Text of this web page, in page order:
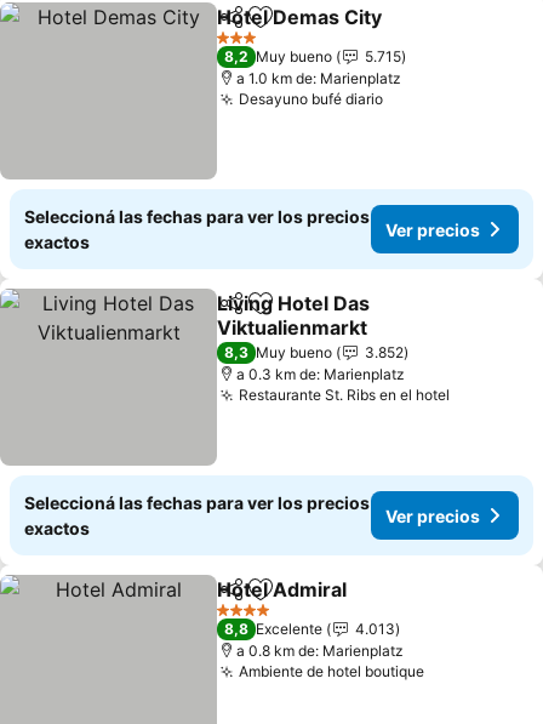
CompartirAñadir a favoritos
Hotel Demas City
3 Estrellas
8,2 Muy bueno
5.715
a 1.0 km de: Marienplatz
Desayuno bufé diario
Seleccioná las fechas para ver los precios
exactos
Ver precios
CompartirAñadir a favoritos
Living Hotel Das
Viktualienmarkt
8,3 Muy bueno
3.852
a 0.3 km de: Marienplatz
Restaurante St. Ribs en el hotel
Seleccioná las fechas para ver los precios
exactos
Ver precios
CompartirAñadir a favoritos
Hotel Admiral
4 Estrellas
8,8 Excelente
4.013
a 0.8 km de: Marienplatz
Ambiente de hotel boutique